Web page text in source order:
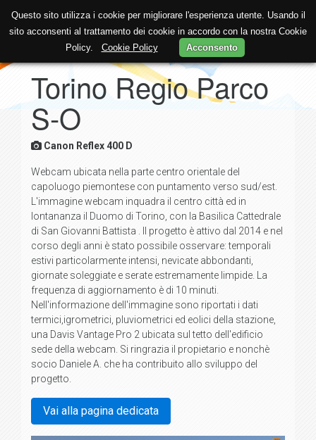
Torino Regio Parco
S-O
Canon Reflex 400 D
Webcam ubicata nella parte centro orientale del
capoluogo piemontese con puntamento verso sud/est.
L'immagine webcam inquadra il centro città ed in
lontananza il Duomo di Torino, con la Basilica Cattedrale
di San Giovanni Battista . Il progetto è attivo dal 2014 e nel
corso degli anni è stato possibile osservare: temporali
estivi particolarmente intensi, nevicate abbondanti,
giornate soleggiate e serate estremamente limpide. La
frequenza di aggiornamento è di 10 minuti.
Nell'informazione dell'immagine sono riportati i dati
termici,igrometrici, pluviometrici ed eolici della stazione,
una Davis Vantage Pro 2 ubicata sul tetto dell'edificio
sede della webcam. Si ringrazia il propietario e nonchè
socio Daniele A. che ha contribuito allo sviluppo del
progetto.
Vai alla pagina dedicata
Questo sito utilizza i cookie per migliorare l'esperienza utente. Usando il
sito acconsenti al trattamento dei cookie in accordo con la nostra Cookie
Policy. Cookie Policy Acconsento